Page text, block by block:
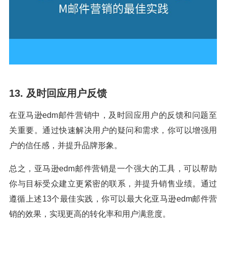
13. 及时回应用户反馈
在亚马逊edm邮件营销中，及时回应用户的反馈和问题至
关重要。通过快速解决用户的疑问和需求，你可以增强用
户的信任感，并提升品牌形象。
总之，亚马逊edm邮件营销是一个强大的工具，可以帮助
你与目标受众建立更紧密的联系，并提升销售业绩。通过
遵循上述13个最佳实践，你可以最大化亚马逊edm邮件营
销的效果，实现更高的转化率和用户满意度。